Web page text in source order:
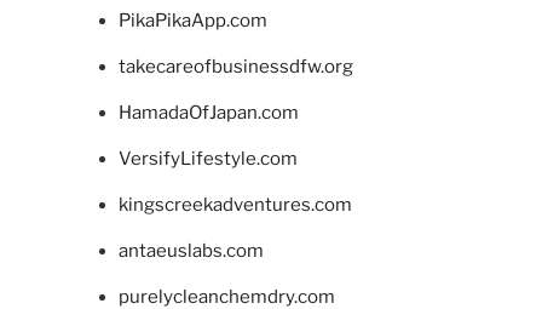
PikaPikaApp.com
takecareofbusinessdfw.org
HamadaOfJapan.com
VersifyLifestyle.com
kingscreekadventures.com
antaeuslabs.com
purelycleanchemdry.com